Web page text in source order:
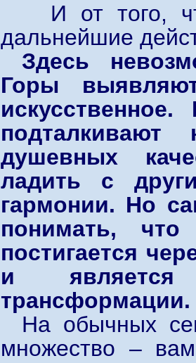
И от того,
дальнейшие
Здесь
Горы
душевных
ладить с
гармонии. Но
понимать,
постигается
и
трансформации.
На обычных
множество –